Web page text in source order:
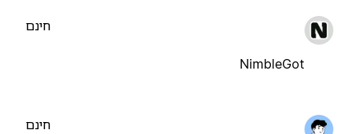
NimbleGot
חינם
חינם